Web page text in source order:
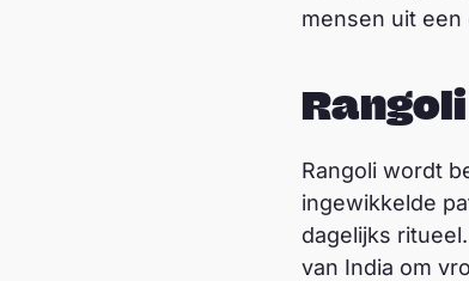
mensen uit een
Rangoli wordt
ingewikkelde
dagelijks
van India om